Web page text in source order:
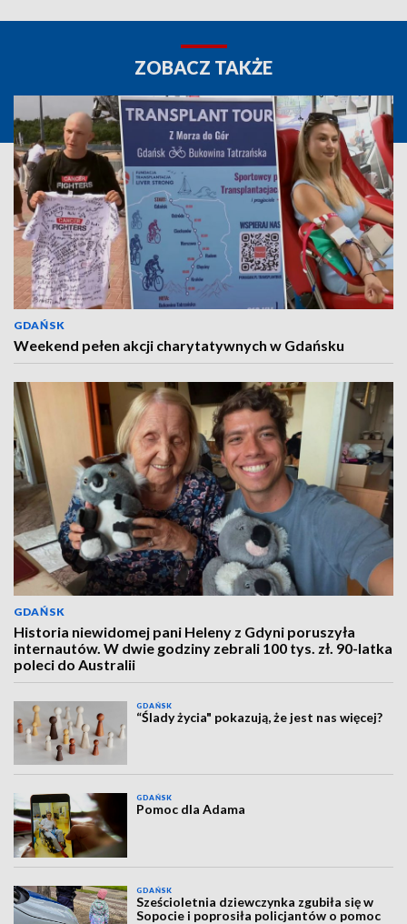
ZOBACZ TAKŻE
GDAŃSK
Weekend pełen akcji charytatywnych w Gdańsku
GDAŃSK
Historia niewidomej pani Heleny z Gdyni poruszyła
internautów. W dwie godziny zebrali 100 tys. zł. 90-latka
poleci do Australii
GDAŃSK
“Ślady życia" pokazują, że jest nas więcej?
GDAŃSK
Pomoc dla Adama
GDAŃSK
Sześcioletnia dziewczynka zgubiła się w
Sopocie i poprosiła policjantów o pomoc